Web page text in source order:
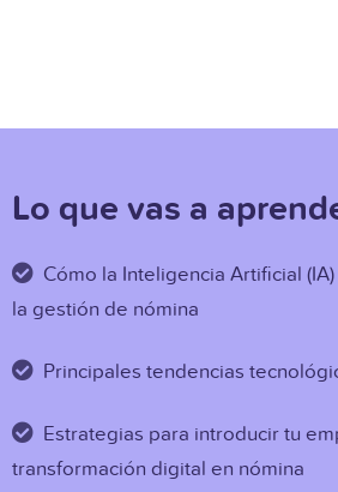
Lo que vas a
Cómo la Inteligencia Artificial
la gestión de nómina
Principales tendencias
Estrategias para introducir tu
transformación digital en nómina